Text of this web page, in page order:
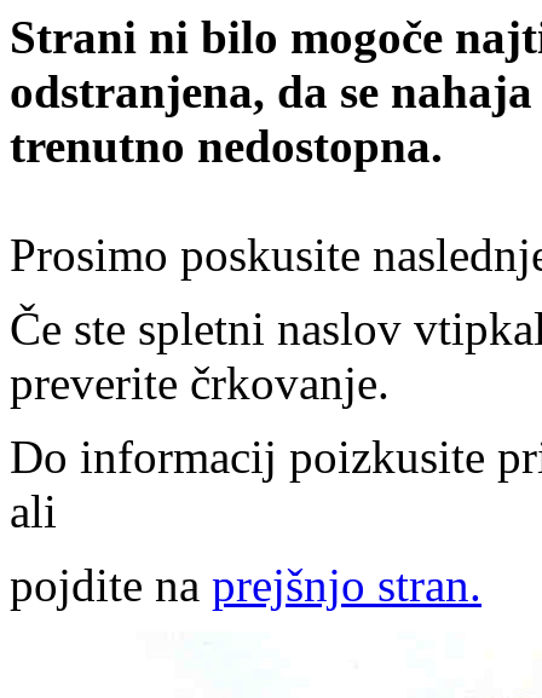
Strani ni bilo mogoče
odstranjena, da se
trenutno nedostopna.
Prosimo poskusite
Če ste spletni naslov
preverite črkovanje.
Do informacij poizkusite
ali
pojdite na prejšnjo stran.